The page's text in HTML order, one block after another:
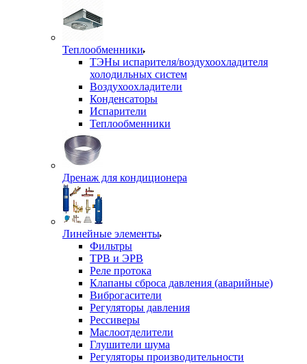
Теплообменники
ТЭНы испарителя/воздухоохладителя
холодильных систем
Воздухоохладители
Конденсаторы
Испарители
Теплообменники
Дренаж для кондиционера
Линейные элементы
Фильтры
ТРВ и ЭРВ
Реле протока
Клапаны сброса давления (аварийные)
Виброгасители
Регуляторы давления
Рессиверы
Маслоотделители
Глушители шума
Регуляторы производительности